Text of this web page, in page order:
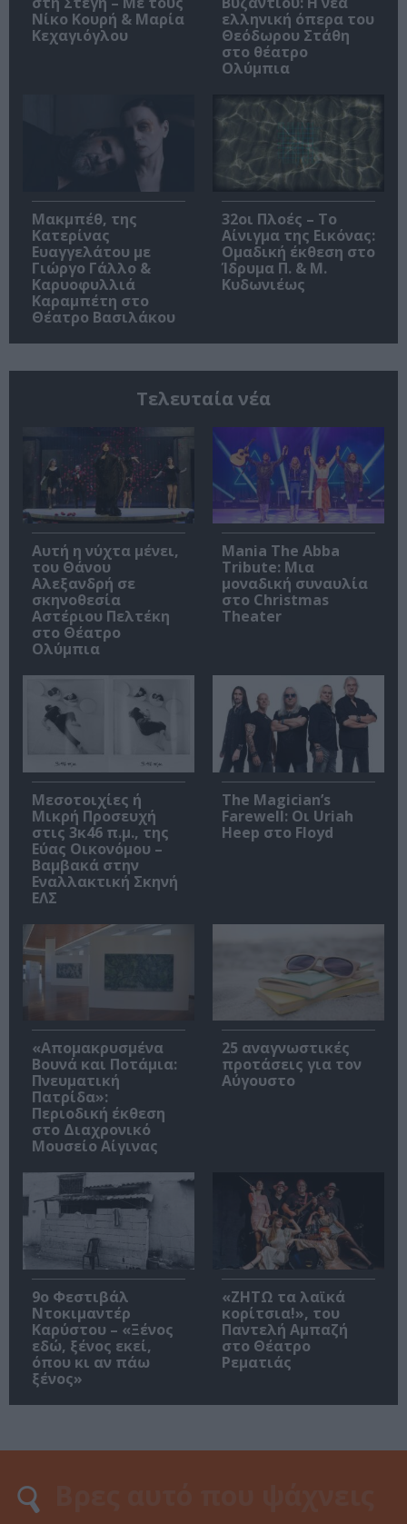
Νίκο Κουρή & Μαρία
Κεχαγιόγλου
ελληνική όπερα του
Θεόδωρου Στάθη
στο θέατρο
Ολύμπια
Μακμπέθ, της
Κατερίνας
Ευαγγελάτου με
Γιώργο Γάλλο &
Καρυοφυλλιά
Καραμπέτη στο
Θέατρο Βασιλάκου
32οι Πλοές – Το
Αίνιγμα της Εικόνας:
Ομαδική έκθεση στο
Ίδρυμα Π. & Μ.
Κυδωνιέως
Τελευταία νέα
Αυτή η νύχτα μένει,
του Θάνου
Αλεξανδρή σε
σκηνοθεσία
Αστέριου Πελτέκη
στο Θέατρο
Ολύμπια
Mania The Abba
Tribute: Μια
μοναδική συναυλία
στο Christmas
Theater
Μεσοτοιχίες ή
Μικρή Προσευχή
στις 3κ46 π.μ., της
Εύας Οικονόμου –
Βαμβακά στην
Εναλλακτική Σκηνή
ΕΛΣ
The Magician’s
Farewell: Οι Uriah
Heep στο Floyd
«Απομακρυσμένα
Βουνά και Ποτάμια:
Πνευματική
Πατρίδα»:
Περιοδική έκθεση
στο Διαχρονικό
Μουσείο Αίγινας
25 αναγνωστικές
προτάσεις για τον
Αύγουστο
9ο Φεστιβάλ
Ντοκιμαντέρ
Καρύστου – «Ξένος
εδώ, ξένος εκεί,
όπου κι αν πάω
ξένος»
«ΖΗΤΩ τα λαϊκά
κορίτσια!», του
Παντελή Αμπαζή
στο Θέατρο
Ρεματιάς